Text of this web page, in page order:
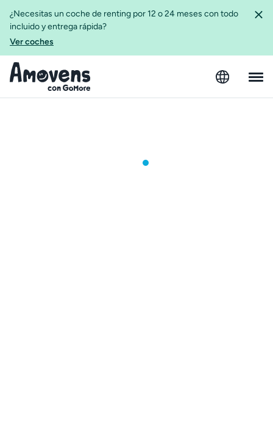
¿Necesitas un coche de renting por 12 o 24 meses con todo
incluido y entrega rápida?
Ver coches